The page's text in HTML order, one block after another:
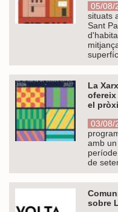
05/08/
situats
Sant
La
ofereix
el
03/08/
amb
de
sobre